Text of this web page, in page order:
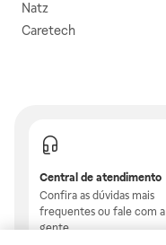
Natz
Caretech
Central de atendimento
Confira as dúvidas mais
frequentes ou fale com a
gente.